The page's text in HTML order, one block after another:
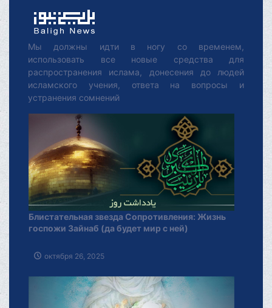
Мы должны идти в ногу со временем,
использовать все новые средства для
распространения ислама, донесения до людей
исламского учения, ответа на вопросы и
устранения сомнений
Блистательная звезда Сопротивления: Жизнь
госпожи Зайнаб (да будет мир с ней)
октября 26, 2025